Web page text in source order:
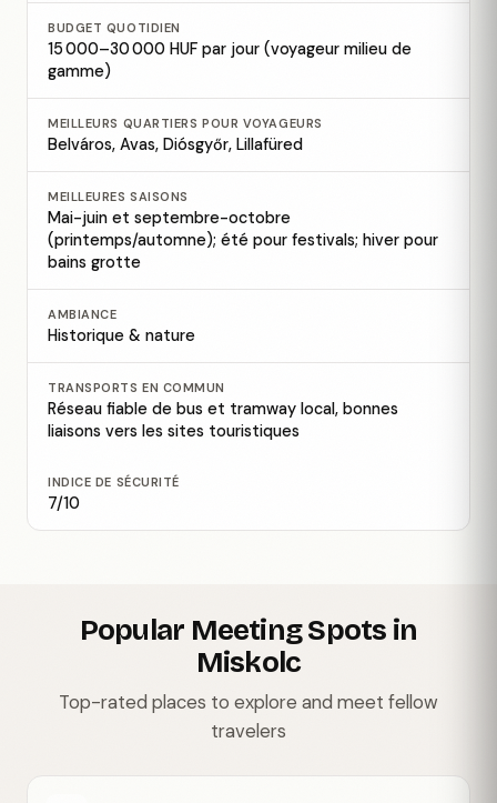
BUDGET QUOTIDIEN
15 000–30 000 HUF par jour (voyageur milieu de
gamme)
MEILLEURS QUARTIERS POUR VOYAGEURS
Belváros, Avas, Diósgyőr, Lillafüred
MEILLEURES SAISONS
Mai-juin et septembre-octobre
(printemps/automne); été pour festivals; hiver pour
bains grotte
AMBIANCE
Historique & nature
TRANSPORTS EN COMMUN
Réseau fiable de bus et tramway local, bonnes
liaisons vers les sites touristiques
INDICE DE SÉCURITÉ
7/10
Popular Meeting Spots in
Miskolc
Top-rated places to explore and meet fellow
travelers